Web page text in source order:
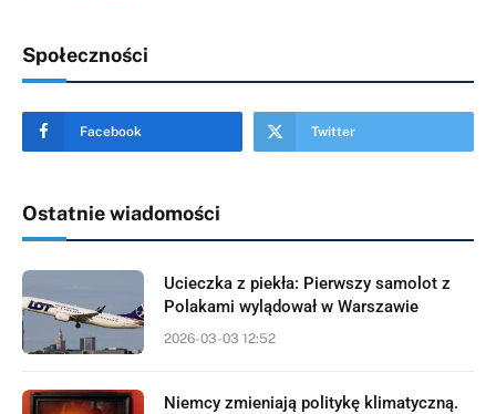
Społeczności
Facebook Twitter
Ostatnie wiadomości
Ucieczka z piekła: Pierwszy samolot z
Polakami wylądował w Warszawie
2026-03-03 12:52
Niemcy zmieniają politykę klimatyczną.